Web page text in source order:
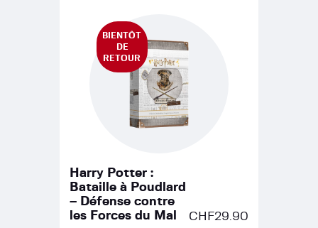
BIENTÔT
DE
RETOUR
Harry Potter :
Bataille à Poudlard
– Défense contre
les Forces du Mal
CHF29.90